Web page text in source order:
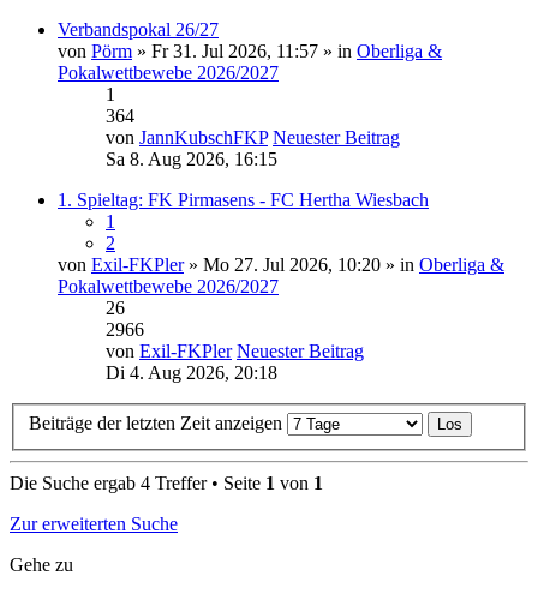
Verbandspokal 26/27
von Pörm » Fr 31. Jul 2026, 11:57 » in Oberliga &
Pokalwettbewebe 2026/2027
1
364
von JannKubschFKP Neuester Beitrag
Sa 8. Aug 2026, 16:15
1. Spieltag: FK Pirmasens - FC Hertha Wiesbach
1
2
von Exil-FKPler» Mo 27. Jul 2026, 10:20 » in Oberliga &
Pokalwettbewebe 2026/2027
26
2966
von Exil-FKPler Neuester Beitrag
Di 4. Aug 2026, 20:18
Beiträge der letzten Zeit anzeigen
Die Suche ergab 4 Treffer • Seite 1 von 1
Zur erweiterten Suche
Gehe zu